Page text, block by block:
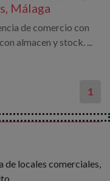
Málaga
de comercio con
almacen y stock. ...
1
de locales comerciales,